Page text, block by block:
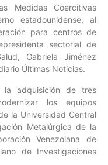
Medidas Coercitivas
estadounidense, al
para centros de
sectorial de
Gabriela Jiménez
Últimas Noticias.
la adquisición de tres
los equipos
la Universidad Central
Metalúrgica de la
Venezolana de
de Investigaciones